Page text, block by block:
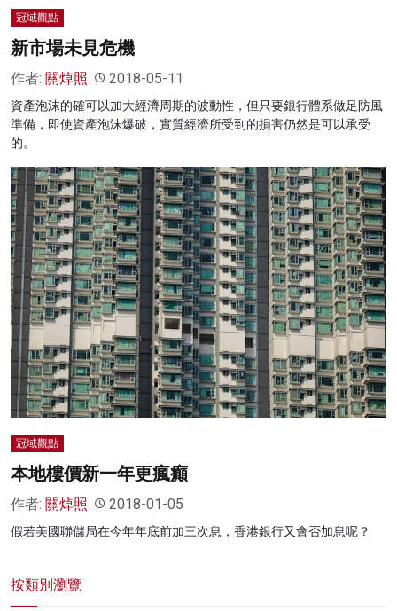
冠域觀點
新市場未見危機
作者: 關焯照 2018-05-11
資產泡沫的確可以加大經濟周期的波動性，但只要銀行體系做足防風
準備，即使資產泡沫爆破，實質經濟所受到的損害仍然是可以承受
的。
冠域觀點
本地樓價新一年更瘋癲
作者: 關焯照 2018-01-05
假若美國聯儲局在今年年底前加三次息，香港銀行又會否加息呢？
按類別瀏覽